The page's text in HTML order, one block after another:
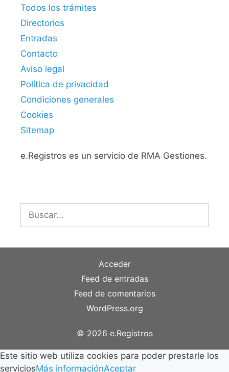
Todos los trámites
Directorios
Entradas
Contacto
Aviso legal
Política de privacidad
Condiciones generales
Cookies
Sitemap
e.Registros es un servicio de RMA Gestiones.
Buscar:
Acceder
Feed de entradas
Feed de comentarios
WordPress.org
© 2026 e.Registros
Este sitio web utiliza cookies para poder prestarle los
serviciosMás informaciónAceptar